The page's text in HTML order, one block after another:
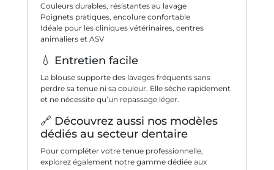
Couleurs durables, résistantes au lavage
Poignets pratiques, encolure confortable
Idéale pour les cliniques vétérinaires, centres
animaliers et ASV
💧 Entretien facile
La blouse supporte des lavages fréquents sans
perdre sa tenue ni sa couleur. Elle sèche rapidement
et ne nécessite qu’un repassage léger.
🔗 Découvrez aussi nos modèles
dédiés au secteur dentaire
Pour compléter votre tenue professionnelle,
explorez également notre gamme dédiée aux